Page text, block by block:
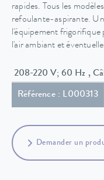
rapides. Tous les
refoulante-aspirante.
l'équipement frigorifique
l'air ambiant et
Référence : L000313
Demander un